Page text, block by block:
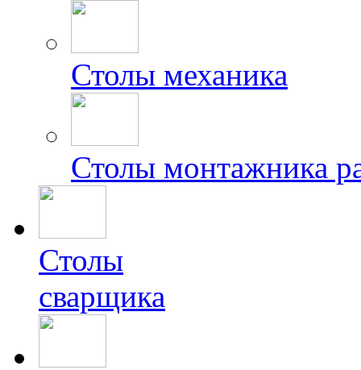
Столы механика
Столы монтажника
Столы
сварщика